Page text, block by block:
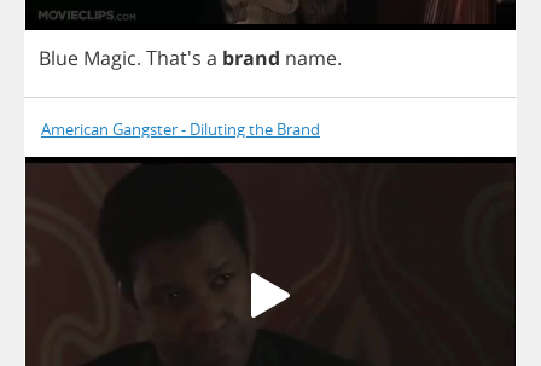
Blue Magic. That's a brand name.
American Gangster - Diluting the Brand